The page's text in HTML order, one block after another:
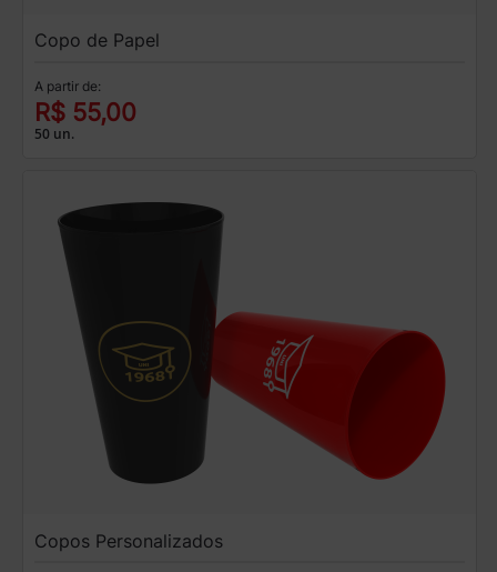
Copo de Papel
A partir de:
R$ 55,00
50 un.
Copos Personalizados